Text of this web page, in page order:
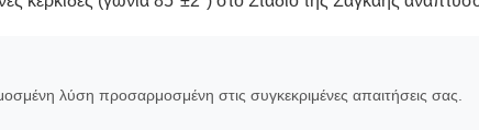
< 55dB